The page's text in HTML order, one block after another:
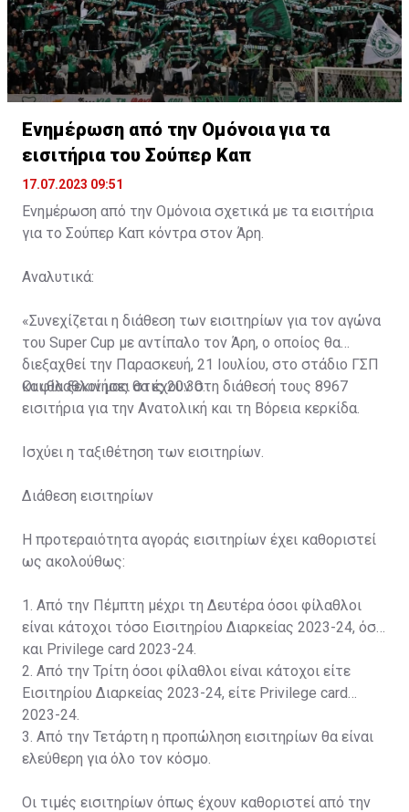
Ενημέρωση από την Ομόνοια για τα
εισιτήρια του Σούπερ Καπ
17.07.2023 09:51
Ενημέρωση από την Ομόνοια σχετικά με τα εισιτήρια
για το Σούπερ Καπ κόντρα στον Άρη.
Αναλυτικά:
«Συνεχίζεται η διάθεση των εισιτηρίων για τον αγώνα
του Super Cup με αντίπαλο τον Άρη, ο οποίος θα
διεξαχθεί την Παρασκευή, 21 Ιουλίου, στο στάδιο ΓΣΠ
και θα ξεκινήσει στις 20:30.
Οι φίλαθλοί μας θα έχουν στη διάθεσή τους 8967
εισιτήρια για την Ανατολική και τη Βόρεια κερκίδα.
Ισχύει η ταξιθέτηση των εισιτηρίων.
Διάθεση εισιτηρίων
Η προτεραιότητα αγοράς εισιτηρίων έχει καθοριστεί
ως ακολούθως:
1. Από την Πέμπτη μέχρι τη Δευτέρα όσοι φίλαθλοι
είναι κάτοχοι τόσο Εισιτηρίου Διαρκείας 2023-24, όσο
και Privilege card 2023-24.
2. Από την Τρίτη όσοι φίλαθλοι είναι κάτοχοι είτε
Εισιτηρίου Διαρκείας 2023-24, είτε Privilege card
2023-24.
3. Από την Τετάρτη η προπώληση εισιτηρίων θα είναι
ελεύθερη για όλο τον κόσμο.
Οι τιμές εισιτηρίων όπως έχουν καθοριστεί από την